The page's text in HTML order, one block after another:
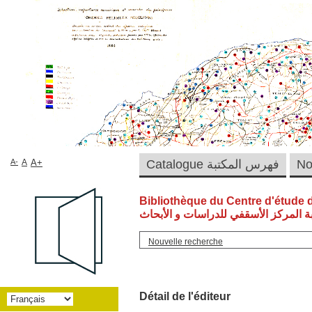
Bibliothèque du Centre d'étude
المركز الأسقفي للدراسات و الأبحاث
Nouvelle recherche
Détail de l'éditeur
Catalogue فهرس المكتبة A- A A+